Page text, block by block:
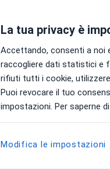
gratuita
La tua privacy è
Accettando, consenti a noi
raccogliere dati statistici e
rifiuti tutti i cookie,
Puoi revocare il tuo
impostazioni. Per saperne
Modifica le impostazioni